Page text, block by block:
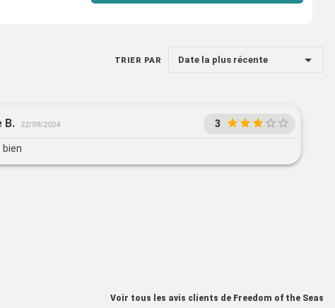
TRIER PAR Date la plus récente
B. 22/09/2024 3
bien
Voir tous les avis clients de Freedom of the Seas